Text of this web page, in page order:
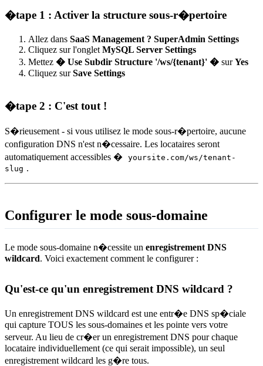
�tape 1 : Activer la structure sous-r�pertoire
Allez dans SaaS Management ? SuperAdmin Settings
Cliquez sur l'onglet MySQL Server Settings
Mettez � Use Subdir Structure '/ws/{tenant}' � surYes
Cliquez surSave Settings
�tape 2 : C'est tout !
S�rieusement - si vous utilisez le mode sous-r�pertoire, aucune
configuration DNS n'est n�cessaire. Les locataires seront
automatiquement accessibles �
yoursite.com/ws/tenant-
slug .
Configurer le mode sous-domaine
Le mode sous-domaine n�cessite un enregistrement DNS
wildcard. Voici exactement comment le configurer :
Qu'est-ce qu'un enregistrement DNS wildcard ?
Un enregistrement DNS wildcard est une entr�e DNS sp�ciale
qui capture TOUS les sous-domaines et les pointe vers votre
serveur. Au lieu de cr�er un enregistrement DNS pour chaque
locataire individuellement (ce qui serait impossible), un seul
enregistrement wildcard les g�re tous.